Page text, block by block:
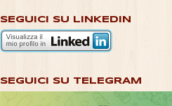
SEGUICI SU LINKEDIN
SEGUICI SU TELEGRAM